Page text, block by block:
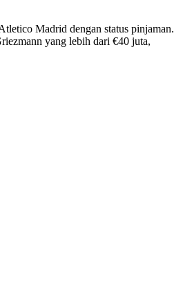
Madrid dengan status pinjaman.
yang lebih dari €40 juta,